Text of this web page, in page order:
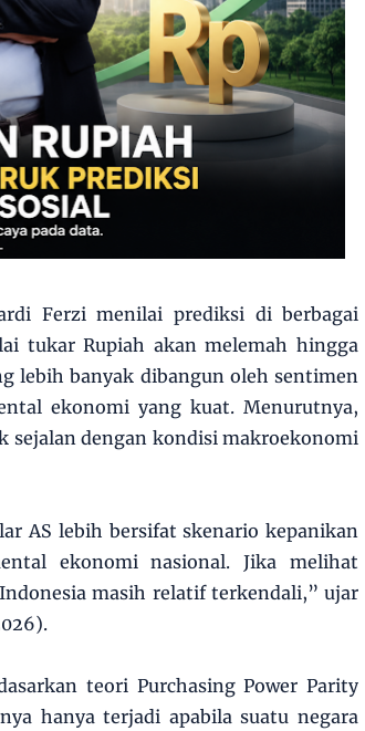
Ferzi menilai prediksi di berbagai
tukar Rupiah akan melemah hingga
lebih banyak dibangun oleh sentimen
ekonomi yang kuat. Menurutnya,
sejalan dengan kondisi makroekonomi
AS lebih bersifat skenario kepanikan
ekonomi nasional. Jika melihat
masih relatif terkendali,” ujar
teori Purchasing Power Parity
hanya terjadi apabila suatu negara